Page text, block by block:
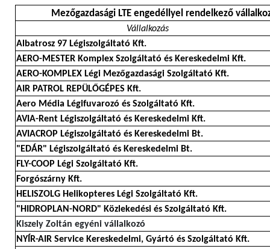
Mezőgazdasági LTE engedéllyel rendelkező
Vállalkozás
Albatrosz 97 Légiszolgáltató Kft.
AERO-MESTER Komplex Szolgáltató és Kereskedelmi Kft.
AERO-KOMPLEX Légi Mezőgazdasági Szolgáltató Kft.
AIR PATROL REPÜLŐGÉPES Kft.
Aero Média Légifuvarozó és Szolgáltató Kft.
AVIA-Rent Légiszolgáltató és Kereskedelmi Kft.
AVIACROP Légiszolgáltató és Kereskedelmi Bt.
"EDÁR" Légiszolgáltató és Kereskedelmi Bt.
FLY-COOP Légi Szolgáltató Kft.
Forgószárny Kft.
HELISZOLG Helikopteres Légi Szolgáltató Kft.
"HIDROPLAN-NORD" Közlekedési és Szolgáltató Kft.
Kiszely Zoltán egyéni vállalkozó
NYÍR-AIR Service Kereskedelmi, Gyártó és Szolgáltató Kft.